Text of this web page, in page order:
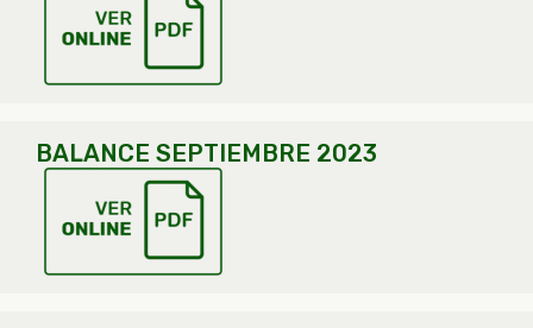
BALANCE SEPTIEMBRE 2023